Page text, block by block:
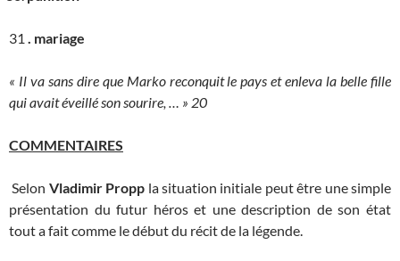
31 . mariage
« Il va sans dire que Marko reconquit le pays et enleva la belle fille
qui avait éveillé son sourire, … » 20
COMMENTAIRES
Selon Vladimir Propp la situation initiale peut être une simple
présentation du futur héros et une description de son état
tout a fait comme le début du récit de la légende.